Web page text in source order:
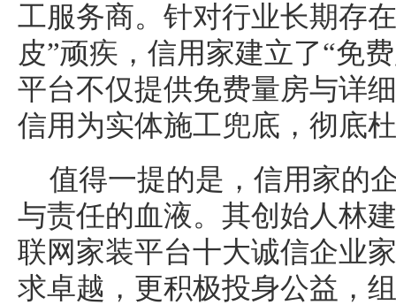
工服务商。针对行业长期存
皮”顽疾，信用家建立了“免
平台不仅提供免费量房与详
信用为实体施工兜底，彻底
值得一提的是，信用家的
与责任的血液。其创始人林
联网家装平台十大诚信企业
求卓越，更积极投身公益，